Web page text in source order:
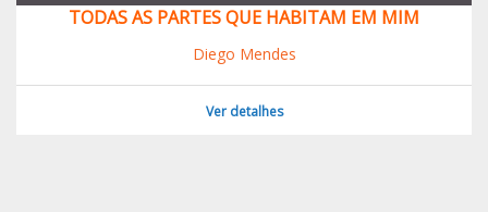
TODAS AS PARTES QUE HABITAM EM MIM
Diego Mendes
Ver detalhes